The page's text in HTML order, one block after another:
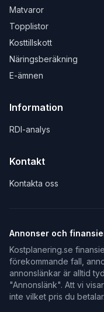
Matvaror
Topplistor
Kosttillskott
Näringsberäkning
E-ämnen
Information
RDI-analys
Kontakt
Kontakta oss
Annonser och
Kostplanering.se
förekommande fall,
annonslänkar är alltid
"Annonslänk". Att vi
inte vilket pris du betalar.